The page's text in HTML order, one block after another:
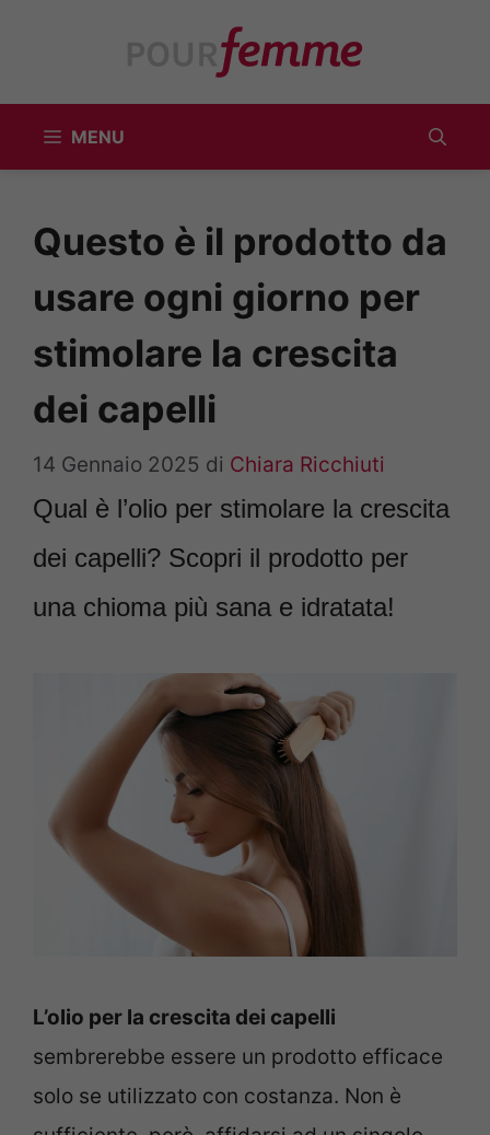
MENU
Questo è il prodotto da
usare ogni giorno per
stimolare la crescita
dei capelli
14 Gennaio 2025 di Chiara Ricchiuti
Qual è l’olio per stimolare la crescita
dei capelli? Scopri il prodotto per
una chioma più sana e idratata!
L’olio per la crescita dei capelli
sembrerebbe essere un prodotto efficace
solo se utilizzato con costanza. Non è